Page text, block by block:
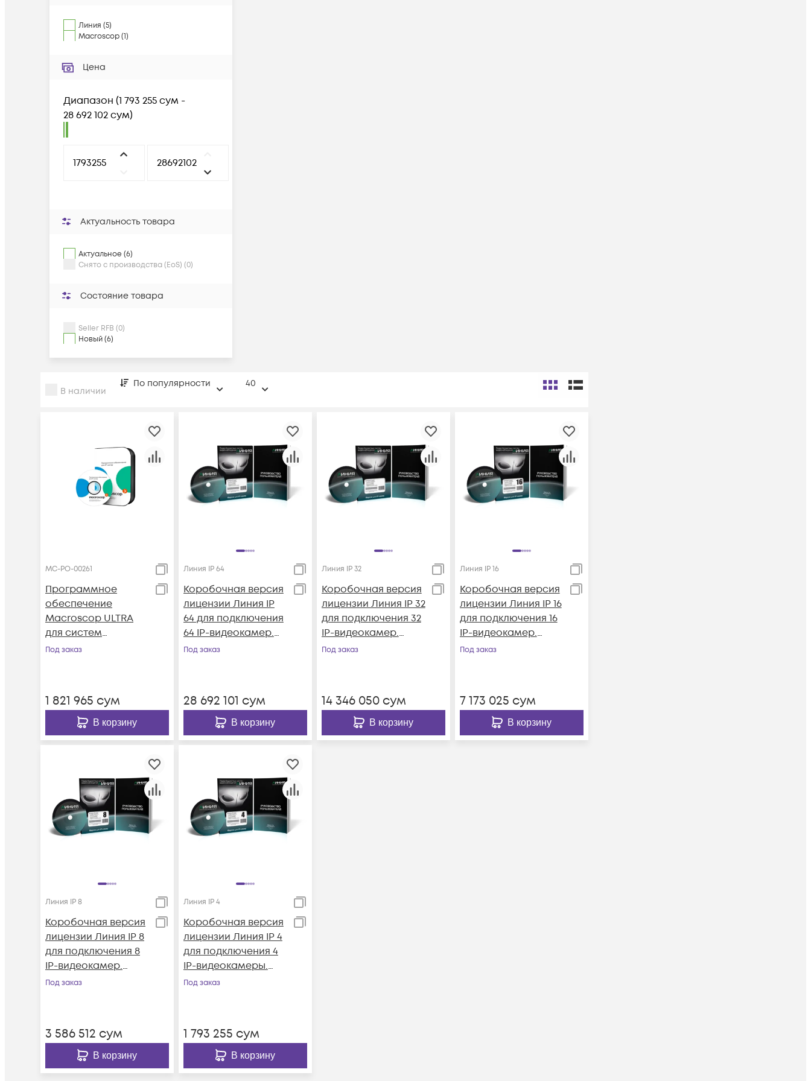
Линия (5)
Macroscop(1)
Цена
Диапазон (1 793 255 сум -
28 692 102 сум)
Актуальность товара
Актуальное (6)
Снято с производства (EoS) (0)
Состояние товара
Seller RFB (0)
Новый (6)
В наличии
По популярности 40
МС-РО-00261
Программное
обеспечение
Macroscop ULTRA
для систем
видеонаблюдения
потока одной IP-
камеры.
Под заказ
1 821 965 сум
В корзину
Линия IP 64
Коробочная версия
лицензии Линия IP
64 для подключения
64 IP-видеокамер.
Количество
Под заказ
28 692 101 сум
В корзину
Линия IP 32
Коробочная версия
лицензии Линия IP 32
для подключения 32
IP-видеокамер.
Количество
Под заказ
14 346 050сум
В корзину
Линия IP 16
Коробочная версия
лицензии Линия IP 16
для подключения 16
IP-видеокамер.
Количество
Под заказ
7 173 025 сум
В корзину
Линия IP 8
Коробочная версия
лицензии Линия IP 8
для подключения 8
IP-видеокамер.
Количество
Под заказ
3 586 512 сум
В корзину
Линия IP 4
Коробочная версия
лицензии Линия IP 4
для подключения 4
IP-видеокамеры.
Количество
Под заказ
1 793 255 сум
В корзину